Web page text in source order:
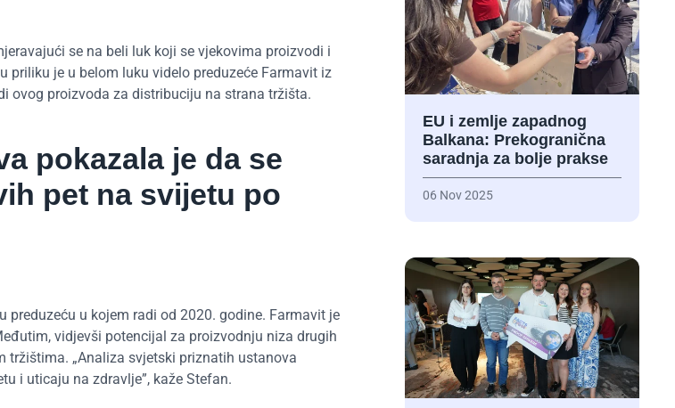
se na beli luk koji se vjekovima proizvodi i
priliku je u belom luku videlo preduzeće Farmavit iz
ovog proizvoda za distribuciju na strana tržišta.
pokazala je da se
pet na svijetu po
u kojem radi od 2020. godine. Farmavit je
vidjevši potencijal za proizvodnju niza drugih
tržištima. „Analiza svjetski priznatih ustanova
i uticaju na zdravlje”, kaže Stefan.
EU i zemlje zapadnog
Balkana: Prekogranična
saradnja za bolje prakse
06 Nov 2025